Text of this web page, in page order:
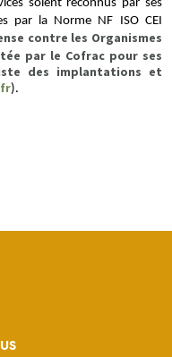
soient reconnus par ses
par la Norme NF ISO CEI
contre les Organismes
par le Cofrac pour ses
des implantations et
).